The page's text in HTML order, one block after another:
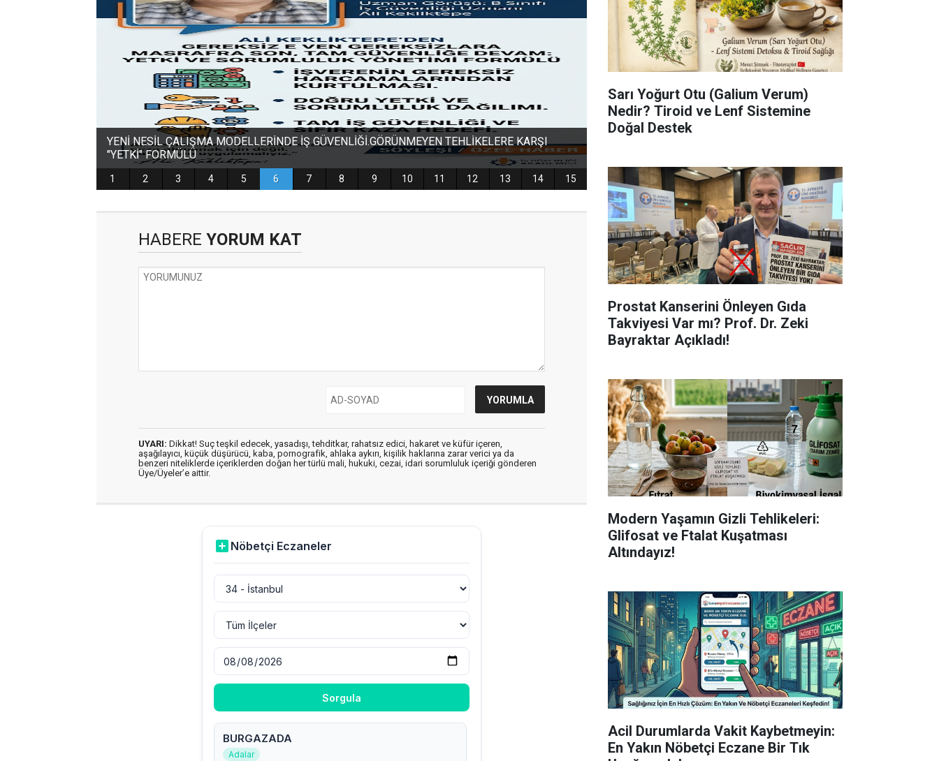
HABERE YORUM KAT
UYARI: Dikkat! Suç teşkil edecek, yasadışı, tehditkar, rahatsız edici, hakaret ve küfür içeren,
aşağılayıcı, küçük düşürücü, kaba, pornografik, ahlaka aykırı, kişilik haklarına zarar verici ya da
benzeri niteliklerde içeriklerden doğan her türlü mali, hukuki, cezai, idari sorumluluk içeriği gönderen
Üye/Üyeler’e aittir.
Sarı Yoğurt Otu (Galium Verum)
Nedir? Tiroid ve Lenf Sistemine
Doğal Destek
Prostat Kanserini Önleyen Gıda
Takviyesi Var mı? Prof. Dr. Zeki
Bayraktar Açıkladı!
Modern Yaşamın Gizli Tehlikeleri:
Glifosat ve Ftalat Kuşatması
Altındayız!
Acil Durumlarda Vakit Kaybetmeyin:
En Yakın Nöbetçi Eczane Bir Tık